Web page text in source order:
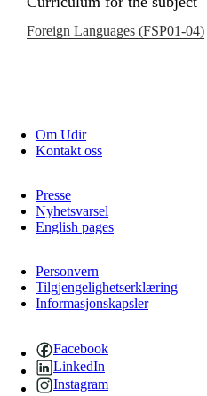
Foreign Languages (FSP01‑04)
Om Udir
Kontakt oss
Presse
Nyhetsvarsel
English pages
Personvern
Tilgjengelighetserklæring
Informasjonskapsler
Facebook
LinkedIn
Instagram